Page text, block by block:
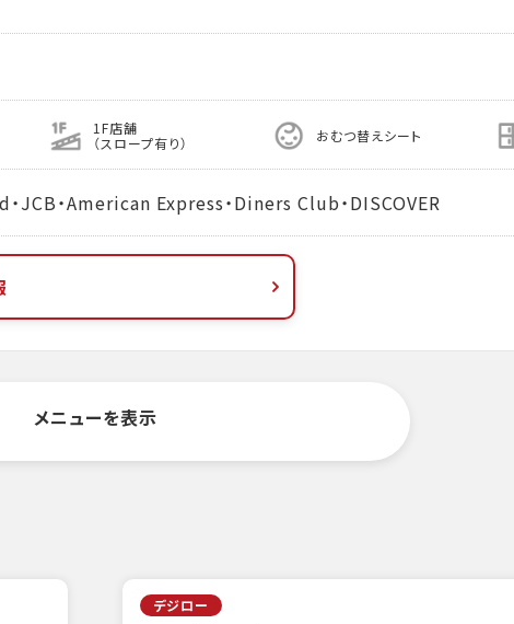
1F店舗
（スロープ有り） おむつ替えシート
・JCB・American Express・Diners Club・DISCOVER
メニューを表示
デジロー